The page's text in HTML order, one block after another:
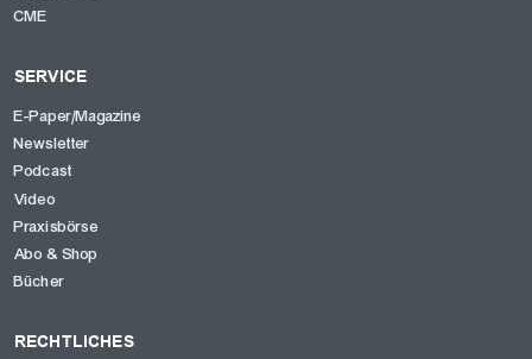
CME
SERVICE
E-Paper/Magazine
Newsletter
Podcast
Video
Praxisbörse
Abo & Shop
Bücher
RECHTLICHES